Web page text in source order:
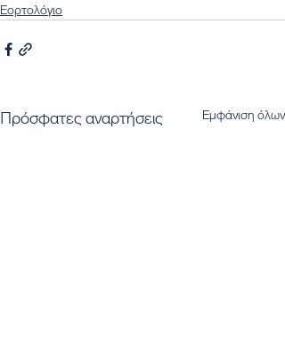
Εορτολόγιο
Πρόσφατες αναρτήσεις Εμφάνιση όλων